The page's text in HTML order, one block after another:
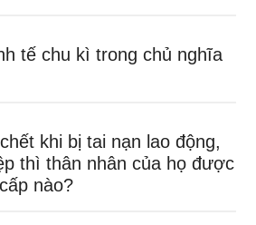
tế chu kì trong chủ nghĩa
khi bị tai nạn lao động,
thì thân nhân của họ được
nào?